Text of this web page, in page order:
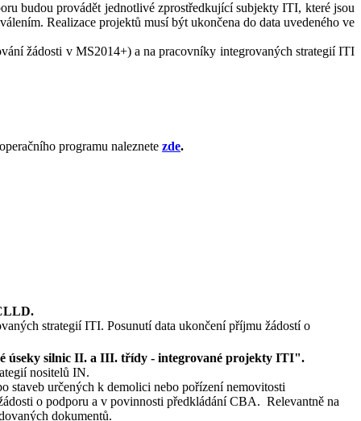
budou provádět jednotlivé zprostředkující subjekty ITI, které jsou
Realizace projektů musí být ukončena do data uvedeného ve
žádosti v MS2014+) a na pracovníky integrovaných strategií ITI
programu naleznete zde.
strategií ITI. Posunutí data ukončení příjmu žádostí o
úseky silnic II. a III. třídy - integrované projekty ITI".
nositelů IN.
staveb určených k demolici nebo pořízení nemovitosti
o podporu a v povinnosti předkládání CBA. Relevantně na
dokumentů.